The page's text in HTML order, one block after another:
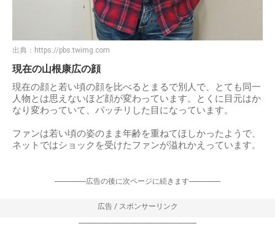
出典： https://pbs.twimg.com
現在の山根康広の顔
現在の顔と若い頃の顔を比べるとまるで別人で、とても同一
人物とは思えないほど顔が変わっています。とくに目元はか
なり変わっていて、パッチリした目になっています。
ファンは若い頃の姿のまま年齢を重ねてほしかったようで、
ネットではショックを受けたファンが溢れかえっています。
-----------------広告の後に次ページに続きます-----------------
広告 / スポンサーリンク
----------------------------------------------------------------